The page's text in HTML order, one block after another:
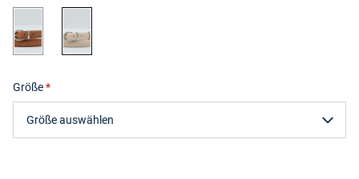
Größe
Größe auswählen